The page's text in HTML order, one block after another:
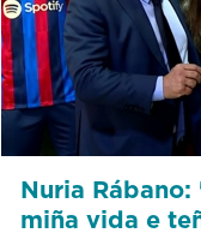
Nuria
miña vida e